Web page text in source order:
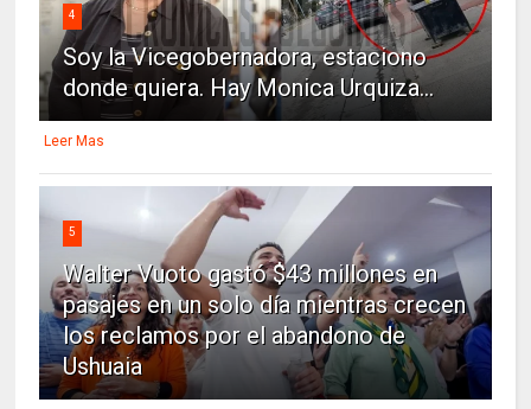
4
Soy la Vicegobernadora, estaciono
donde quiera. Hay Monica Urquiza...
Leer Mas
5
Walter Vuoto gastó $43 millones en
pasajes en un solo día mientras crecen
los reclamos por el abandono de
Ushuaia